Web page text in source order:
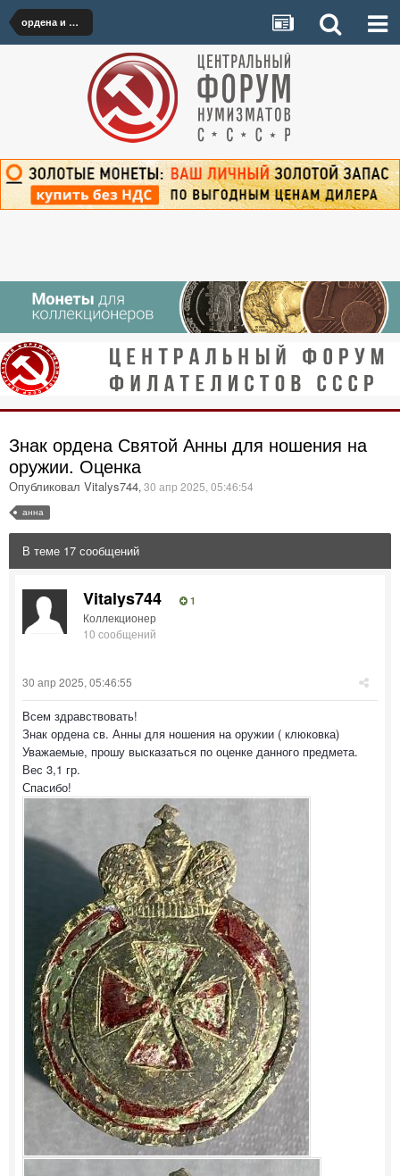
ордена и медали РИ
Знак ордена Святой Анны для ношения на
оружии. Оценка
Опубликовал Vitalys744, 30 апр 2025, 05:46:54
анна
В теме 17 сообщений
Vitalys744 1
Коллекционер
10 сообщений
30 апр 2025, 05:46:55
Всем здравствовать!
Знак ордена св. Анны для ношения на оружии ( клюковка)
Уважаемые, прошу высказаться по оценке данного предмета.
Вес 3,1 гр.
Спасибо!